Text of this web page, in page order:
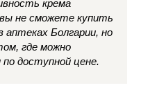
крема
не сможете купить
Болгарии, но
где можно
доступной цене.